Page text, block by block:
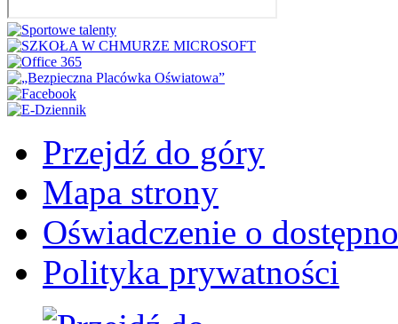
Przejdź do góry
Mapa strony
Oświadczenie o
Polityka prywatności